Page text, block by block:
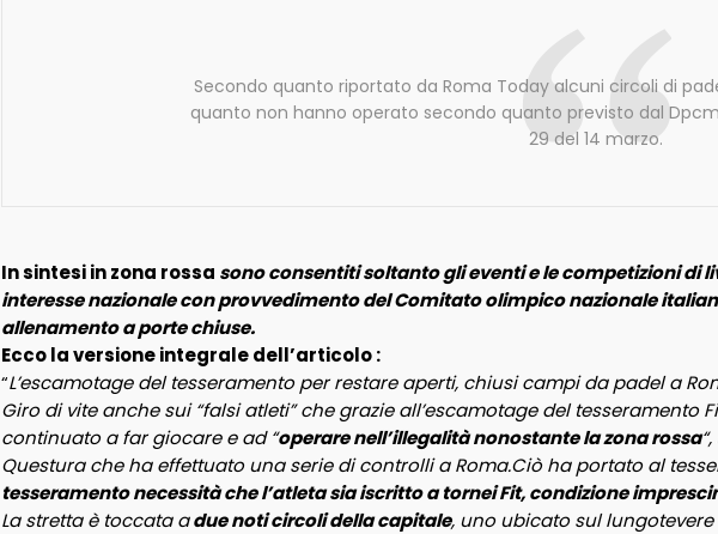
Secondo quanto riportato da Roma Today alcuni circoli di
quanto non hanno operato secondo quanto previsto dal
29 del 14 marzo.
In sintesi in zona rossa sono consentiti soltanto gli eventi e le competizioni di
interesse nazionalecon provvedimento del Comitato olimpico nazionale
allenamento a porte chiuse.
Ecco la versione integrale dell’articolo :
“L’escamotage del tesseramento per restare aperti, chiusi campi da padel a
Giro di vite anche sui “falsi atleti” che grazie all’escamotage del tesseramento
continuato a far giocare e ad “operare nell’illegalità nonostante la zona rossa
Questura che ha effettuato una serie di controlli a Roma.Ciò ha portato al
tesseramento necessità che l’atleta sia iscritto a tornei Fit, condizione
La stretta è toccata adue noti circoli della capitale, uno ubicato sul